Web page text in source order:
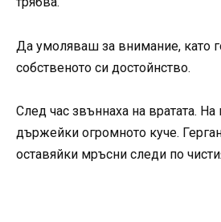
Да умоляваш за внимание, като
собственото си достойнство.
След час звъннаха на вратата.
държейки огромното куче.
оставяйки мръсни следи по